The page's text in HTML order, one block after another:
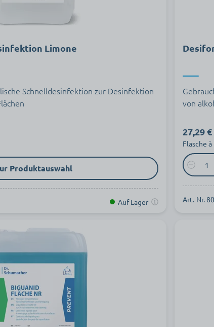
Limone
Schnelldesinfektion zur Desinfektion
Produktauswahl
Auf Lager
von
27,29 €
Flasche
Art.-Nr.